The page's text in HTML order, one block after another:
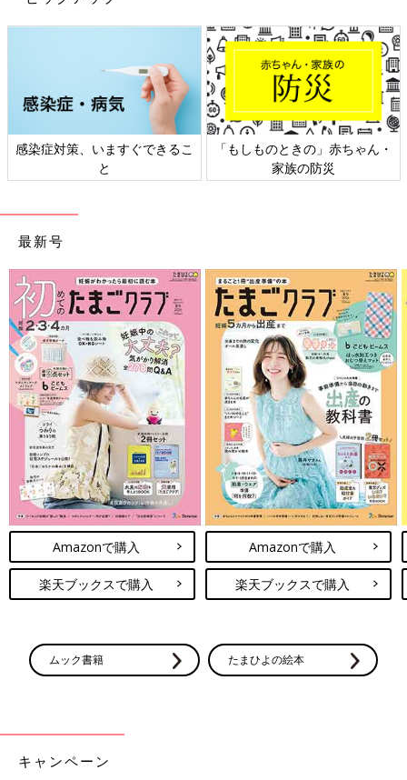
日本外来小児科学会リーフレッ
ト検討会
六星占術 細木かおりさんの人生
相談
最新号
Amazonで購入
楽天ブックスで購入
Amazonで購入
楽天ブックスで購入
ムック書籍 たまひよの絵本
キャンペーン